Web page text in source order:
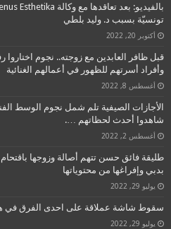
تونسيّة بسبب د. وليد بلطي
أكتوبر 20, 2022
قبل ظافر العابدين مع زوجته.. نجوم اختاروا
وأفراد أسرتهم للظهور في أعمالهم الغنائية
أغسطس 8, 2022
الأجازات الصيفية تلم شمل نجوم الوسط
شاهدوا أحدث لحظاتهم ….
أغسطس 2, 2022
طليقة فائق حسن تتهم أصالة وزوجها
بدبي وإفراغها من محتوياتها
يوليو 29, 2022
سقوط شاشة عملاقة على احدى الفرق في
يوليو 29, 2022